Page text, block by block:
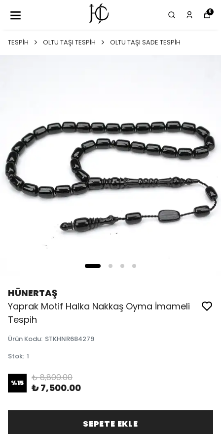
0
TESPİH OLTU TAŞI TESPİH OLTU TAŞI SADE TESPİH
HÜNERTAŞ
Yaprak Motif Halka Nakkaş Oyma İmameli
Tespih
Ürün Kodu: STKHNR684279
Stok: 1
%15 ₺ 8,800.00
₺ 7,500.00
SEPETE EKLE